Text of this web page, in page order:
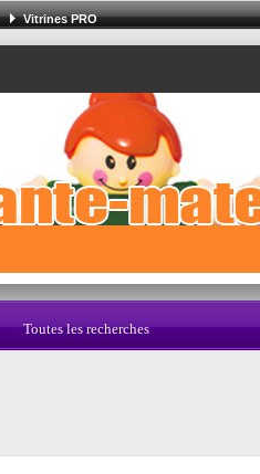
Vitrines PRO
Toutes les recherches